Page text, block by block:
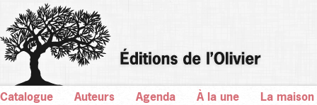
Catalogue Auteurs Agenda À la une La maison